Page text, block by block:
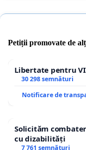
Petiții promovate de
Libertate pentru
30 298 semnături
Notificare de
Solicităm
cu dizabilități
7 761 semnături